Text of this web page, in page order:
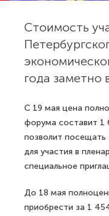
Стоимость
года заметно
С 19 мая цена
форума составит 1
позволит
для участия в
специальное
До 18 мая
приобрести за 1